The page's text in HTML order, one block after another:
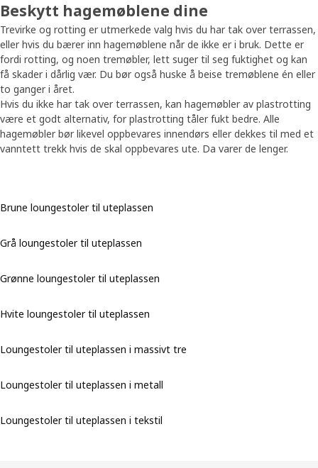
Beskytt hagemøblene dine
Trevirke og rotting er utmerkede valg hvis du har tak over terrassen,
eller hvis du bærer inn hagemøblene når de ikke er i bruk. Dette er
fordi rotting, og noen tremøbler, lett suger til seg fuktighet og kan
få skader i dårlig vær. Du bør også huske å beise tremøblene én eller
to ganger i året.
Hvis du ikke har tak over terrassen, kan hagemøbler av plastrotting
være et godt alternativ, for plastrotting tåler fukt bedre. Alle
hagemøbler bør likevel oppbevares innendørs eller dekkes til med et
vanntett trekk hvis de skal oppbevares ute. Da varer de lenger.
Brune loungestoler til uteplassen
Grå loungestoler til uteplassen
Grønne loungestoler til uteplassen
Hvite loungestoler til uteplassen
Loungestoler til uteplassen i massivt tre
Loungestoler til uteplassen i metall
Loungestoler til uteplassen i tekstil